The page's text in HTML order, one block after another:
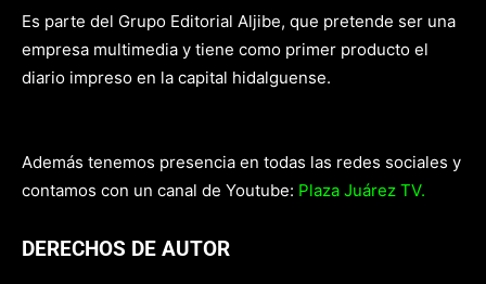
Es parte del Grupo Editorial Aljibe, que pretende ser una
empresa multimedia y tiene como primer producto el
diario impreso en la capital hidalguense.
Además tenemos presencia en todas las redes sociales y
contamos con un canal de Youtube: Plaza Juárez TV.
DERECHOS DE AUTOR